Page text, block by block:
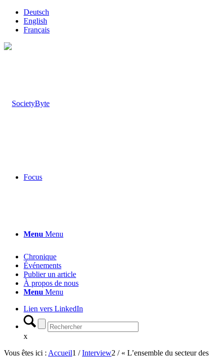
Deutsch
English
Français
Menu Menu
Focus
Chronique
Événements
Publier un article
À propos de nous
Menu Menu
Lien vers LinkedIn
x
Vous êtes ici : Accueil1 / Interview2 / « L’ensemble du secteur des